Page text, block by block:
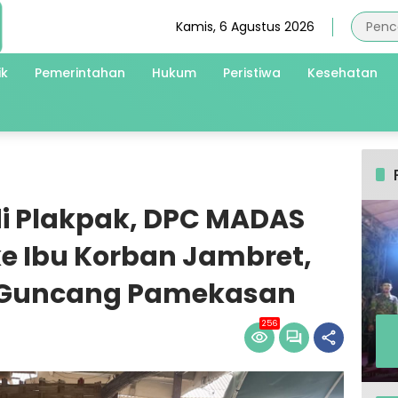
Kamis, 6 Agustus 2026
Pemerintahan Hukum Peristiwa Kesehatan
DPC MADAS
Ibu Korban Jambret,
Pamekasan
256